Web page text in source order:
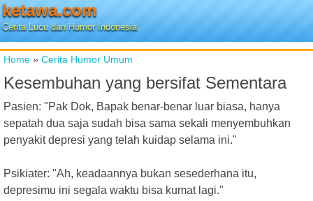
ketawa.com
Cerita Lucu dan Humor Indonesia
Home » Cerita Humor Umum
Kesembuhan yang bersifat Sementara
Pasien: "Pak Dok, Bapak benar-benar luar biasa, hanya
sepatah dua saja sudah bisa sama sekali menyembuhkan
penyakit depresi yang telah kuidap selama ini."
Psikiater: "Ah, keadaannya bukan sesederhana itu,
depresimu ini segala waktu bisa kumat lagi."